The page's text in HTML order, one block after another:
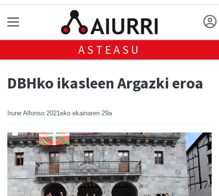
ASTEASU
DBHko ikasleen Argazki eroa
Irune Alfonso 2021eko ekainaren 29a